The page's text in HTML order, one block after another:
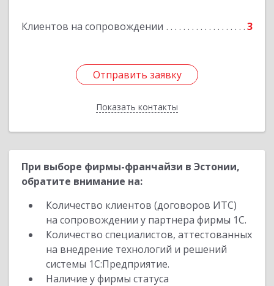
Клиентов на сопровождении 3
Отправить заявку
Показать контакты
Отправить заявку
Назад
При выборе фирмы-франчайзи в Эстонии,
обратите внимание на:
Количество клиентов (договоров ИТС)
на сопровождении у партнера фирмы 1С.
Количество специалистов, аттестованных
на внедрение технологий и решений
системы 1С:Предприятие.
Наличие у фирмы статуса